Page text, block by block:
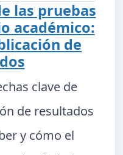
las pruebas
académico:
de
clave de
de resultados
y cómo el